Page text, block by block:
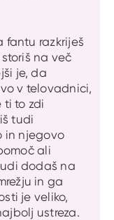
fantu razkriješ
na več
je, da
v telovadnici,
ti to zdi
tudi
in njegovo
ali
dodaš na
in ga
je veliko,
ustreza.